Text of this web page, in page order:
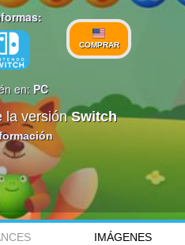
COMPRAR
en: PC
la versiónSwitch
IMÁGENES